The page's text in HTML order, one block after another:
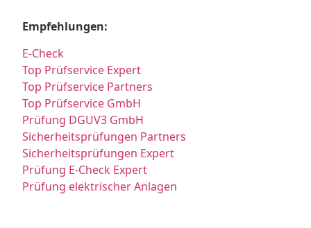
Empfehlungen:
E-Check
Top Prüfservice Expert
Top Prüfservice Partners
Top Prüfservice GmbH
Prüfung DGUV3 GmbH
Sicherheitsprüfungen Partners
Sicherheitsprüfungen Expert
Prüfung E-Check Expert
Prüfung elektrischer Anlagen